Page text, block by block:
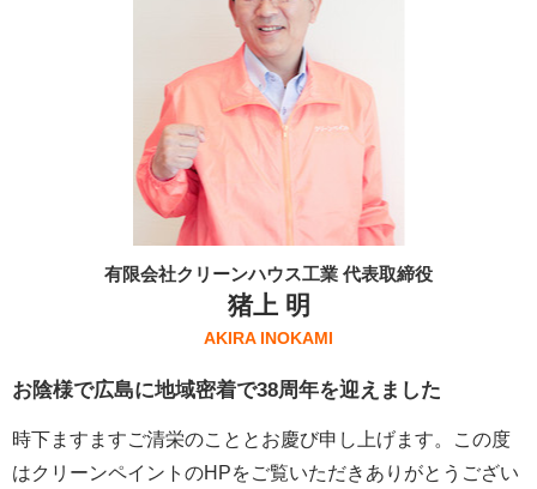
有限会社クリーンハウス工業 代表取締役
猪上 明
AKIRA INOKAMI
お陰様で広島に地域密着で38周年を迎えました
時下ますますご清栄のこととお慶び申し上げます。この度
はクリーンペイントのHPをご覧いただきありがとうござい